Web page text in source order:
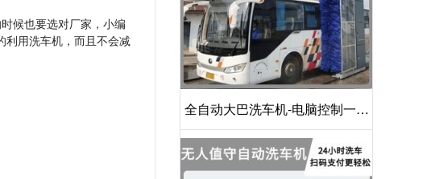
候也要选对厂家，小编
利用洗车机，而且不会减
全自动大巴洗车机-电脑控制一键
启动清洗[隆茂鑫晟]